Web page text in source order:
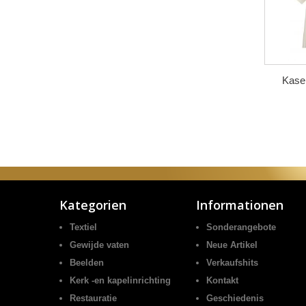
Kategorien
Textiel
Gewijde vaten
Beelden
Kerk -en kapelinrichting
Restauratie
Informationen
Sonderangebote
Neue Artikel
Verkaufshits
Kontakt
Geschiedenis